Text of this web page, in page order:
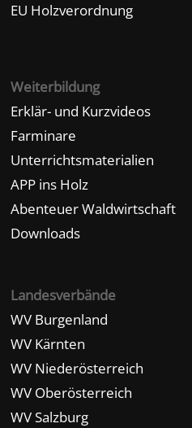
EU Holzverordnung
Weiterbildung
Erklär- und Kurzvideos
Farminare
Unterrichtsmaterialien
APP ins Holz
Abenteuer Waldwirtschaft
Downloads
Landesverbände
WV Burgenland
WV Kärnten
WV Niederösterreich
WV Oberösterreich
WV Salzburg